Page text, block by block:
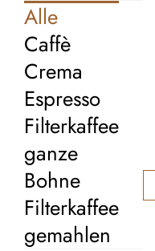
Alle
Caffè
Crema
Espresso
Filterkaffee
ganze
Bohne
Filterkaffee
gemahlen